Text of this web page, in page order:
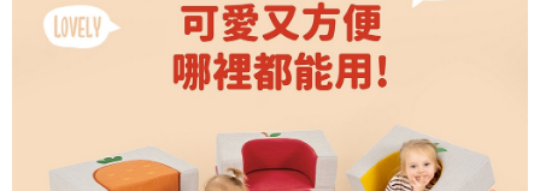
每筆NT$80，滿NT$500(含以上)免運費
臺灣離島-金、馬、澎
每筆NT$100，滿NT$1,000(含以上)免運費